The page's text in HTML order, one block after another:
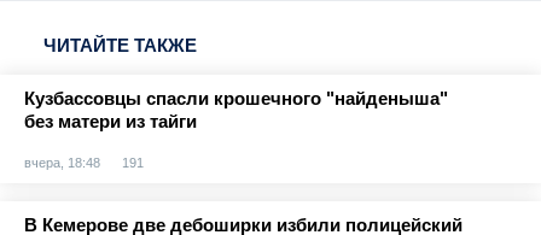
ЧИТАЙТЕ ТАКЖЕ
Кузбассовцы спасли крошечного "найденыша"
без матери из тайги
вчера, 18:48 191
В Кемерове две дебоширки избили полицейский